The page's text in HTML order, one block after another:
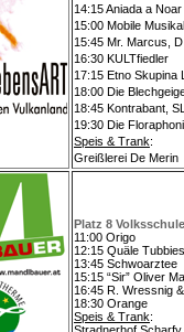
14:15 Aniada a Noar
15:00 Mobile
15:45 Mr. Marcus, D
16:30 KULTfiedler
17:15 Etno Skupina
18:00 Die
18:45 Kontrabant,
19:30 Die
Speis & Trank:
Greißlerei De Merin
Platz 8
11:00 Origo
12:15 Quäle Tubbies
13:45 Schwoarztee
15:15 “Sir” Oliver
16:45 R. Wressnig
18:30 Orange
Speis & Trank: